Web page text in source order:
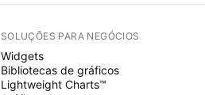
SOLUÇÕES PARA NEGÓCIOS
Widgets
Bibliotecas de gráficos
Lightweight Charts™